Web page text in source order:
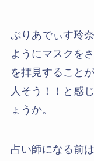
ぷりあでぃす玲
ようにマスクを
を拝見すること
人そう！！と感
ょうか。
占い師になる前